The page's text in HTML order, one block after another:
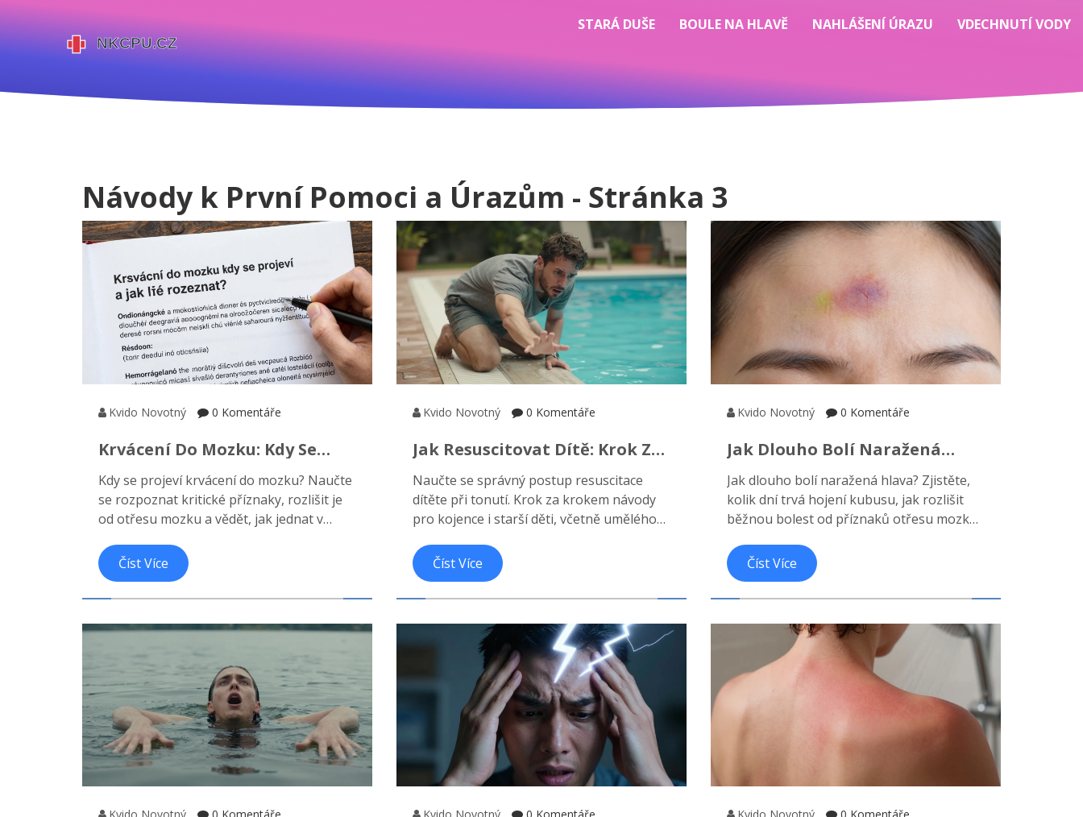
STARÁ DUŠE BOULE NA HLAVĚ NAHLÁŠENÍ ÚRAZU VDECHNUTÍ VODY
Návody k První Pomoci a Úrazům - Stránka 3
Kvido Novotný 0 Komentáře
Krvácení Do Mozku: Kdy Se
Rozeznat?
Kdy se projeví krvácení do mozku? Naučte
se rozpoznat kritické příznaky, rozlišit je
od otřesu mozku a vědět, jak jednat v
Číst Více
Kvido Novotný 0 Komentáře
Jak Resuscitovat Dítě: Krok Za
Dechu
Naučte se správný postup resuscitace
dítěte při tonutí. Krok za krokem návody
pro kojence i starší děti, včetně umělého
rychlou reakcí.
Číst Více
Kvido Novotný 0 Komentáře
Jak Dlouho Bolí Naražená
Vyhledat Lékaře
Jak dlouho bolí naražená hlava? Zjistěte,
kolik dní trvá hojení kubusu, jak rozlišit
běžnou bolest od příznaků otřesu mozku
průvodce první pomocí.
Číst Více